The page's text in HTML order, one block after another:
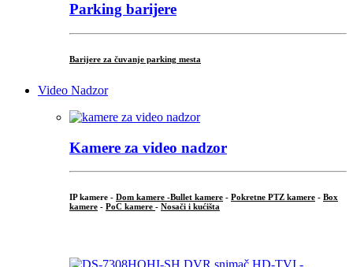
Parking barijere
Barijere za čuvanje parking mesta
Video Nadzor
Kamere za video nadzor
IP kamere - Dom kamere -Bullet kamere - Pokretne PTZ kamere - Box
kamere - PoC kamere - Nosači i kućišta